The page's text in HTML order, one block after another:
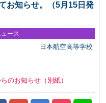
お知らせ。（5月15日発
ース
日本航空高等学校
のお知らせ（別紙）